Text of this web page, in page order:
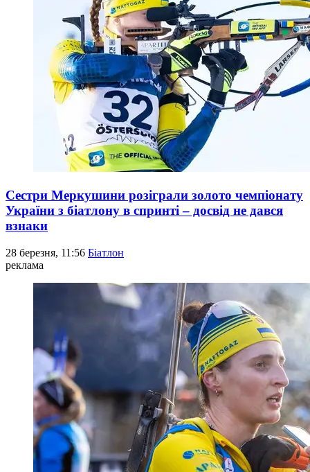
Сестри Меркушини розіграли золото чемпіонату
України з біатлону в спринті – досвід не дався
взнаки
28 березня, 11:56 Біатлон
реклама